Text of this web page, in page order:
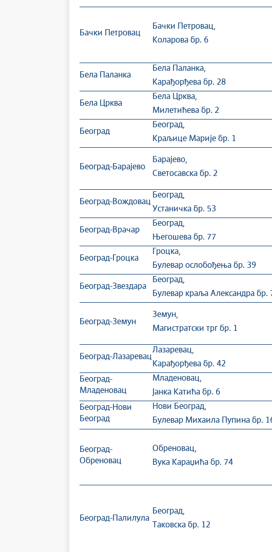
Бачки Петровац
Бачки Петровац,
Коларова бр. 6
Бела Паланка
Бела Паланка,
Карађорђева бр. 28
Бела Црква
Бела Црква,
Милетићева бр. 2
Београд
Београд,
Краљице Марије бр. 1
Београд-Барајево
Барајево,
Светосавска бр. 2
Београд-Вождовац
Београд,
Устаничка бр. 53
Београд-Врачар
Београд,
Његошева бр. 77
Београд-Гроцка
Гроцка,
Булевар ослобођења бр. 39
Београд-Звездара
Београд,
Булевар краља Александра бр.
Београд-Земун
Земун,
Магистратски трг бр. 1
Београд-Лазаревац
Лазаревац,
Карађорђева бр. 42
Београд-
Младеновац
Младеновац,
Јанка Катића бр. 6
Београд-Нови
Београд
Нови Београд,
Булевар Михаила Пупина бр.
Београд-
Обреновац
Обреновац,
Вука Караџића бр. 74
Београд-Палилула
Београд,
Таковска бр. 12